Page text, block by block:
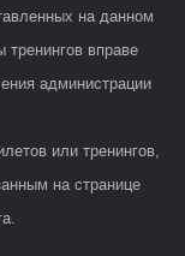
на данном
тренингов вправе
администрации
или тренингов,
на странице